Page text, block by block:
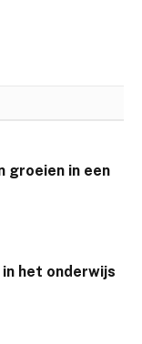
groeien in een
het onderwijs